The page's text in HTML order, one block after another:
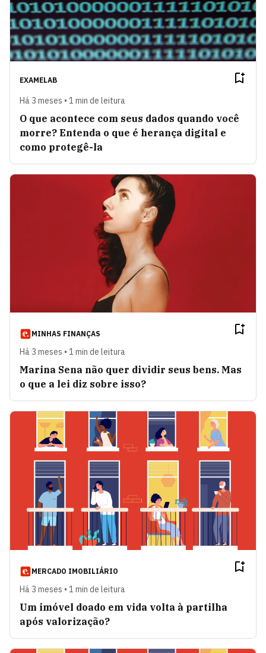
EXAMELAB
Há 3 meses • 1 min de leitura
O que acontece com seus dados quando você
morre? Entenda o que é herança digital e
como protegê-la
MINHAS FINANÇAS
Há 3 meses • 1 min de leitura
Marina Sena não quer dividir seus bens. Mas
o que a lei diz sobre isso?
MERCADO IMOBILIÁRIO
Há 3 meses • 1 min de leitura
Um imóvel doado em vida volta à partilha
após valorização?